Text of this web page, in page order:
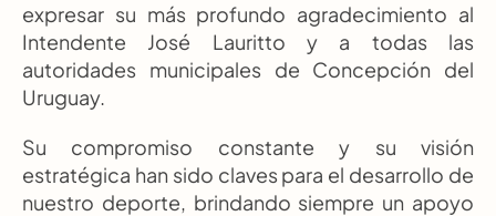
expresar su más profundo agradecimiento al
Intendente José Lauritto y a todas las
autoridades municipales de Concepción del
Uruguay.
Su compromiso constante y su visión
estratégica han sido claves para el desarrollo de
nuestro deporte, brindando siempre un apoyo